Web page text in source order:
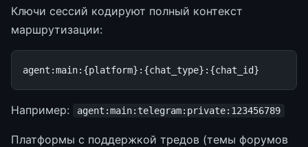
Ключи сессий кодируют полный контекст
маршрутизации:
agent :main:{platform}:{chat_type}:{chat_id}
Например: agent:main:telegram:private:123456789
Платформы с поддержкой тредов (темы форумов